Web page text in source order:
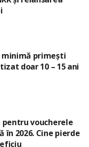
minimă primești
doar 10 – 15 ani
pentru voucherele
în 2026. Cine pierde